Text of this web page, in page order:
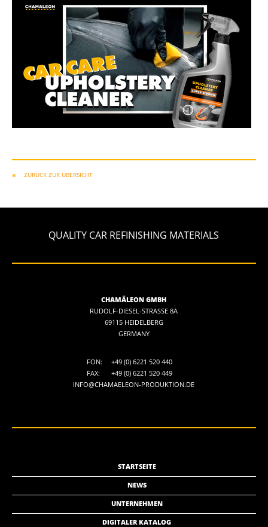
ZURÜCK ZUR ÜBERSICHT
QUALITY CAR REFINISHING MATERIALS
CHAMÄLEON GMBH
RUDOLF-DIESEL-STRASSE 8A
69115 HEIDELBERG
GERMANY
FON:
+49 (0) 6221 520 440
FAX:
+49 (0) 6221 520 449
INFO@CHAMAELEON-PRODUKTION.DE
STARTSEITE
NEWS
UNTERNEHMEN
DIGITALER KATALOG